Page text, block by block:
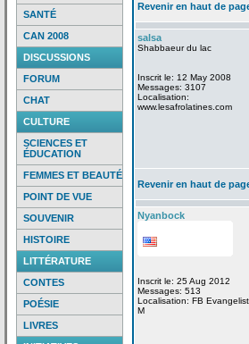
SANTÉ
CAN 2008
DISCUSSIONS
FORUM
CHAT
CULTURE
SCIENCES ET
ÉDUCATION
FEMMES ET BEAUTÉ
POINT DE VUE
SOUVENIR
HISTOIRE
LITTÉRATURE
CONTES
POÉSIE
LIVRES
Revenir en haut de
salsa
Shabbaeur du lac
Inscrit le: 12 May 2008
Messages: 3107
Localisation:
www.lesafrolatines.com
Revenir en haut de
Nyanbock
Inscrit le: 25 Aug 2012
Messages: 513
Localisation: FB
M